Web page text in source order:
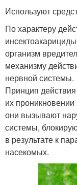
Используют
По характеру
организм
механизму
нервной системы.
Принцип
их
они вызывают
системы,
в результате к
насекомых.